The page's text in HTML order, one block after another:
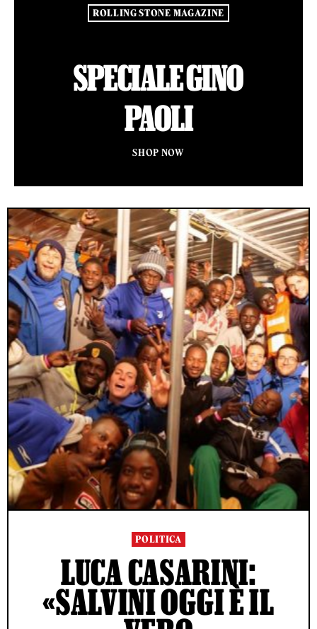
ROLLING STONE MAGAZINE
SPECIALE GINO
PAOLI
SHOP NOW
POLITICA
LUCA CASARINI:
«SALVINI OGGI È IL